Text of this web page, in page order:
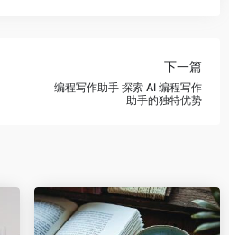
下一篇
编程写作助手 探索 AI 编程写作
助手的独特优势